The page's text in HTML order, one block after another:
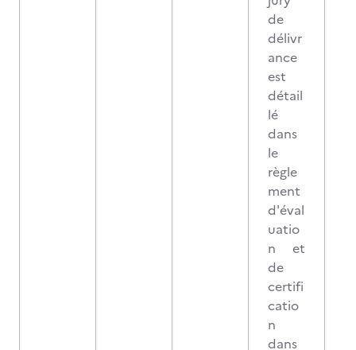
de
délivr
ance
est
détail
lé
dans
le
règle
ment
d'éval
uatio
n et
de
certifi
catio
n
dans